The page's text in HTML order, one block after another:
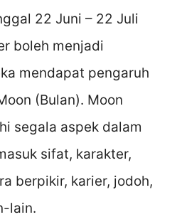
22 Juni – 22 Juli
boleh menjadi
mendapat pengaruh
(Bulan). Moon
segala aspek dalam
sifat, karakter,
berpikir, karier, jodoh,
lain.